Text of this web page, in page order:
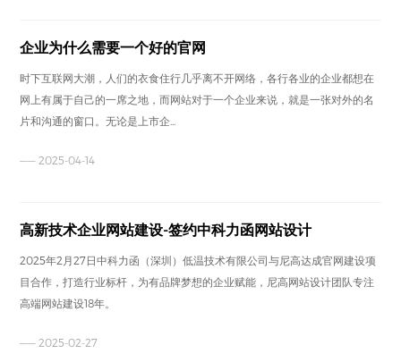
企业为什么需要一个好的官网
时下互联网大潮，人们的衣食住行几乎离不开网络，各行各业的企业都想在
网上有属于自己的一席之地，而网站对于一个企业来说，就是一张对外的名
片和沟通的窗口。无论是上市企...
—— 2025-04-14
高新技术企业网站建设-签约中科力函网站设计
2025年2月27日中科力函（深圳）低温技术有限公司与尼高达成官网建设项
目合作，打造行业标杆，为有品牌梦想的企业赋能，尼高网站设计团队专注
高端网站建设18年。
—— 2025-02-27